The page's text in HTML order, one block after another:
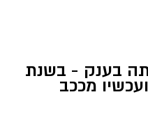
הנס ציוניות
כרמיאל
בענק - בשנת
ועכשיו מככב